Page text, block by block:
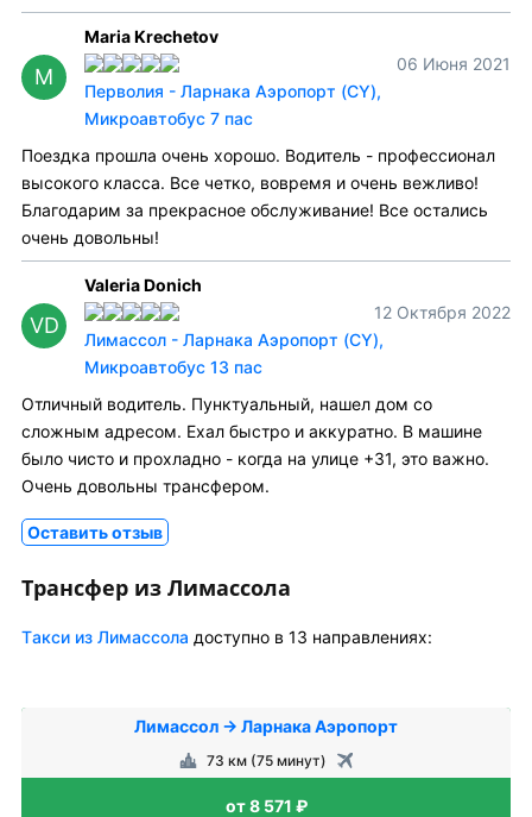
M
Maria Krechetov
06 Июня 2021
Перволия - Ларнака Аэропорт (CY),
Микроавтобус 7 пас
Поездка прошла очень хорошо. Водитель - профессионал
высокого класса. Все четко, вовремя и очень вежливо!
Благодарим за прекрасное обслуживание! Все остались
очень довольны!
VD
Valeria Donich
12 Октября 2022
Лимассол - Ларнака Аэропорт (CY),
Микроавтобус 13 пас
Отличный водитель. Пунктуальный, нашел дом со
сложным адресом. Ехал быстро и аккуратно. В машине
было чисто и прохладно - когда на улице +31, это важно.
Очень довольны трансфером.
Оставить отзыв
Трансфер из Лимассола
Tакси из Лимассола доступно в 13 направлениях:
Лимассол → Ларнака Аэропорт
73 км (75 минут)
от 8 571 ₽